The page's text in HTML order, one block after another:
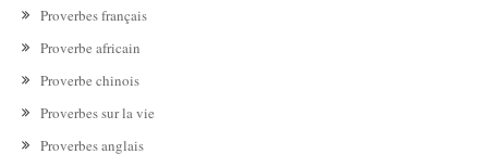
Proverbes français
Proverbe africain
Proverbe chinois
Proverbes sur la vie
Proverbes anglais